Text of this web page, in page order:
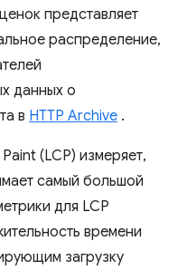
представляет
распределение,
данных о
в HTTP Archive .
(LCP) измеряет,
самый большой
для LCP
времени
загрузку